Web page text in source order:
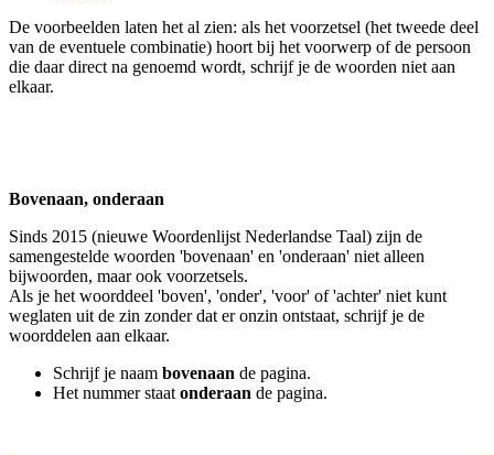
De voorbeelden laten het al zien: als het voorzetsel (het tweede deel
van de eventuele combinatie) hoort bij het voorwerp of de persoon
die daar direct na genoemd wordt, schrijf je de woorden niet aan
elkaar.
Bovenaan, onderaan
Sinds 2015 (nieuwe Woordenlijst Nederlandse Taal) zijn de
samengestelde woorden 'bovenaan' en 'onderaan' niet alleen
bijwoorden, maar ook voorzetsels.
Als je het woorddeel 'boven', 'onder', 'voor' of 'achter' niet kunt
weglaten uit de zin zonder dat er onzin ontstaat, schrijf je de
woorddelen aan elkaar.
Schrijf je naam bovenaan de pagina.
Het nummer staat onderaan de pagina.